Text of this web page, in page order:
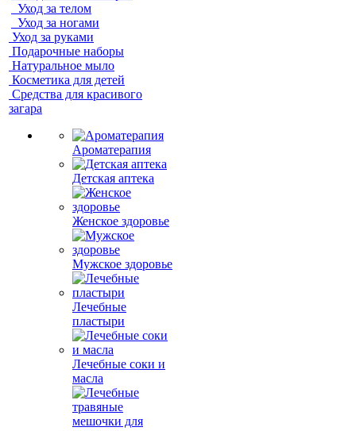
Уход за телом
Уход за ногами
Уход за руками
Подарочные наборы
Натуральное мыло
Косметика для детей
Средства для красивого
загара
Ароматерапия
Детская аптека
Женское здоровье
Мужское здоровье
Лечебные
пластыри
Лечебные соки и
масла